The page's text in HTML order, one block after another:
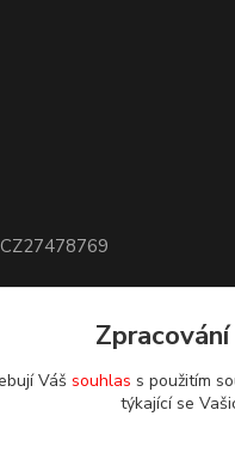
Váš souhlas s použitím
týkající se